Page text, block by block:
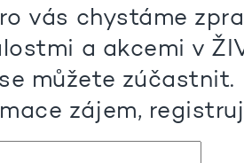
vás chystáme
a akcemi v
můžete zúčastnit.
zájem,